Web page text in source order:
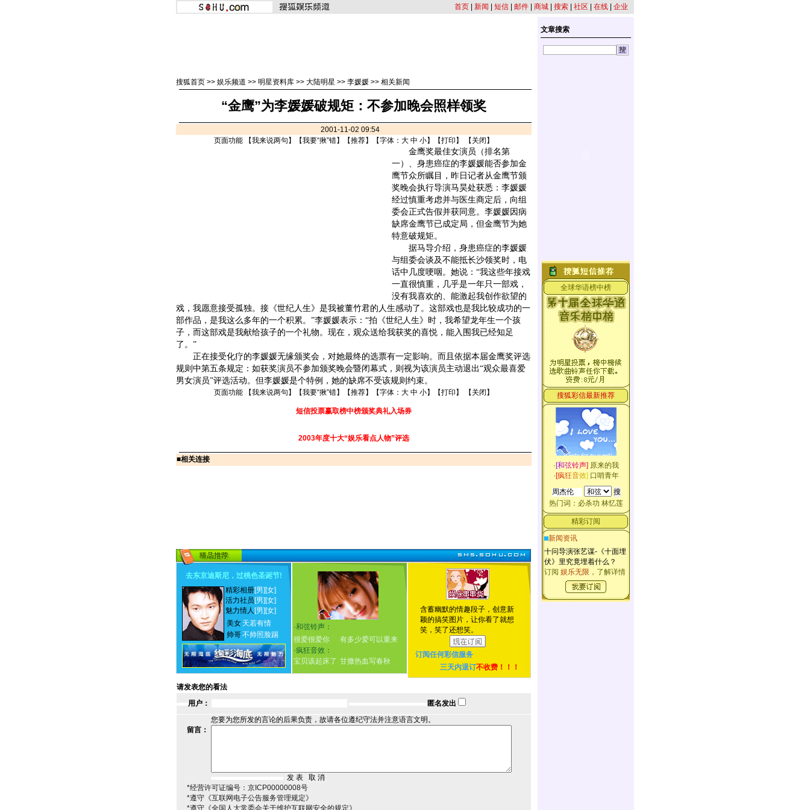
首页 新闻 短信 邮件 商城 搜索 社区 在线 企业
搜狐首页 >> 娱乐频道 >> 明星资料库 >> 大陆明星 >> 李媛媛 >> 相关新闻
“金鹰”为李媛媛破规矩：不参加晚会照样领奖
2001-11-02 09:54
页面功能 【我来说两句 】【我要“揪”错】【推荐】【字体： 大 中 小】【打印 】 【 关闭 】
金鹰奖最佳女演员（排名第
一）、身患癌症的李媛媛能否参加金
鹰节众所瞩目，昨日记者从金鹰节颁
奖晚会执行导演马昊处获悉：李媛媛
经过慎重考虑并与医生商定后，向组
委会正式告假并获同意。李媛媛因病
缺席金鹰节已成定局，但金鹰节为她
特意破规矩。
据马导介绍，身患癌症的李媛媛
与组委会谈及不能抵长沙领奖时，电
话中几度哽咽。她说：“我这些年接戏
一直很慎重，几乎是一年只一部戏，
没有我喜欢的、能激起我创作欲望的
戏，我愿意接受孤独。接《世纪人生》是我被董竹君的人生感动了。这部戏也是我比较成功的一
部作品，是我这么多年的一个积累。”李媛媛表示：“拍《世纪人生》时，我希望龙年生一个孩
子，而这部戏是我献给孩子的一个礼物。现在，观众送给我获奖的喜悦，能入围我已经知足
了。”
正在接受化疗的李媛媛无缘颁奖会，对她最终的选票有一定影响。而且依据本届金鹰奖评选
规则中第五条规定：如获奖演员不参加颁奖晚会暨闭幕式，则视为该演员主动退出“观众最喜爱
男女演员”评选活动。但李媛媛是个特例，她的缺席不受该规则约束。
页面功能 【我来说两句 】【我要“揪”错】【推荐】【字体： 大 中 小】【打印 】 【 关闭 】
短信投票赢取榜中榜颁奖典礼入场券
2003年度十大“娱乐看点人物”评选
■相关连接
去东京迪斯尼，过桃色圣诞节!
精彩相册[男] [女]
活力社员 [男] [女]
魅力情人 [男] [女]
美女 天若有情
帅哥不帅照脸踢
·和弦铃声：
很爱很爱你
有多少爱可以重来
·疯狂音效：
宝贝该起床了 甘撒热血写春秋
含蓄幽默的情趣段子，创意新
颖的搞笑图片，让你看了就想
笑，笑了还想笑。
订阅任何彩信服务
三天内退订不收费！！！
请发表您的看法
用户：
匿名发出
您要为您所发的言论的后果负责，故请各位遵纪守法并注意语言文明。
留言：
*经营许可证编号：京ICP00000008号
*遵守《互联网电子公告服务管理规定》
*遵守《全国人大常委会关于维护互联网安全的规定》
文章搜索
全球华语榜中榜
搜狐彩信最新推荐
·[和弦铃声] 原来的我
·[疯狂音效] 口哨青年
热门词： 必杀功 林忆莲
精彩订阅
新闻资讯
十问导演张艺谋-《十面埋
伏》里究竟埋着什么？
订阅 娱乐无限 ，了解详情